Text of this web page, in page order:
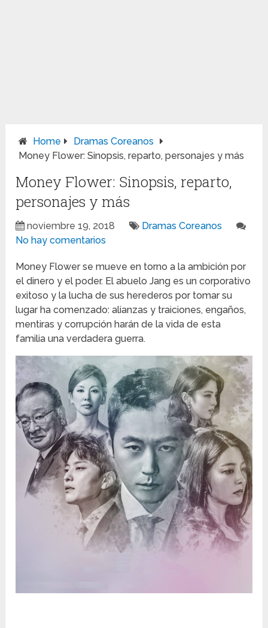
Home
Dramas Coreanos
Money Flower: Sinopsis, reparto, personajes y más
Money Flower: Sinopsis, reparto,
personajes y más
noviembre 19, 2018
Dramas Coreanos
No hay comentarios
Money Flower se mueve en torno a la ambición por
el dinero y el poder. El abuelo Jang es un corporativo
exitoso y la lucha de sus herederos por tomar su
lugar ha comenzado: alianzas y traiciones, engaños,
mentiras y corrupción harán de la vida de esta
familia una verdadera guerra.